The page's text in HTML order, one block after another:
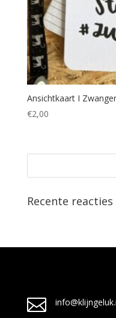
Ansichtkaart I
€2,00
Recente reacties
